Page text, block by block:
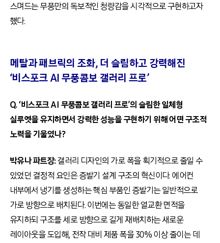
스며드는 무풍만의 독보적인 청량감을 시각적으로 구현하고자
했다.
메탈과 패브릭의 조화, 더 슬림하고 강력해진
‘비스포크 AI 무풍콤보 갤러리 프로’
Q. ‘비스포크 AI 무풍콤보 갤러리 프로’의 슬림한 일체형
실루엣을 유지하면서 강력한 성능을 구현하기 위해 어떤 구조적
노력을 기울였나?
박유나 파트장:갤러리 디자인의 가로 폭을 획기적으로 줄일 수
있었던 결정적 요인은 증발기 설계 구조의 혁신이다. 에어컨
내부에서 냉기를 생성하는 핵심 부품인 증발기는 일반적으로
가로 방향으로 배치된다. 이번에는 동일한 열교환 면적을
유지하되 구조를 세로 방향으로 길게 재배치하는 새로운
레이아웃을 도입해, 전작 대비 제품 폭을 30% 이상 줄이는 데